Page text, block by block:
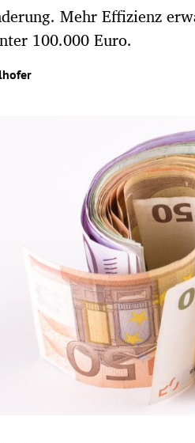
Mehr Effizienz
100.000 Euro.
öffnen/schließen